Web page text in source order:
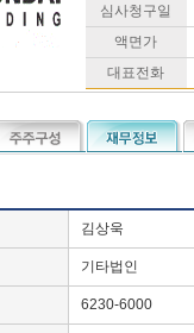
심사청구일
액면가
대표전화
김상욱
기타법인
6230-6000